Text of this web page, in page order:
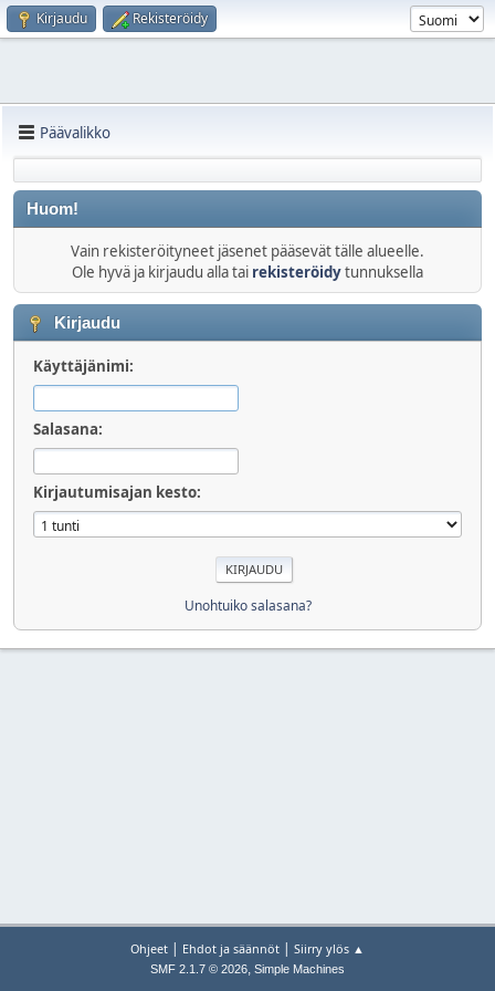
Kirjaudu Rekisteröidy
Päävalikko
Huom!
Vain rekisteröityneet jäsenet pääsevät tälle alueelle.
Ole hyvä ja kirjaudu alla tai rekisteröidytunnuksella
Kirjaudu
Käyttäjänimi:
Salasana:
Kirjautumisajan kesto:
Unohtuiko salasana?
Ohjeet | Ehdot ja säännöt | Siirry ylös ▲
SMF 2.1.7 © 2026, Simple Machines